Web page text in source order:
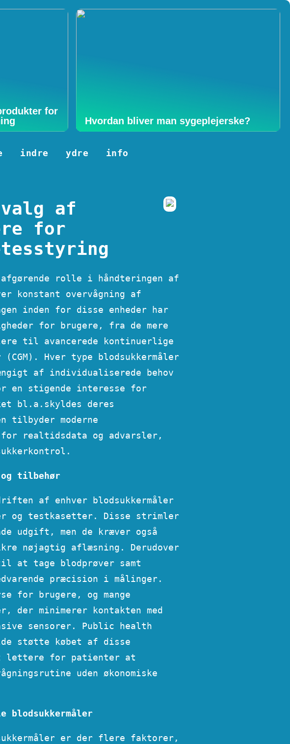
for
Hvordan bliver man sygeplejerske?
indre ydre info
af
for
rolle i håndteringen af
konstant overvågning af
inden for disse enheder har
for brugere, fra de mere
til avancerede kontinuerlige
(CGM). Hver type blodsukkermåler
af individualiserede behov
en stigende interesse for
bl.a.skyldes deres
tilbyder moderne
for realtidsdata og advarsler,
tilbehør
af enhver blodsukkermåler
og testkasetter. Disse strimler
udgift, men de kræver også
nøjagtig aflæsning. Derudover
at tage blodprøver samt
præcision i målinger.
for brugere, og mange
der minimerer kontakten med
sensorer. Public health
støtte købet af disse
lettere for patienter at
uden økonomiske
er der flere faktorer,